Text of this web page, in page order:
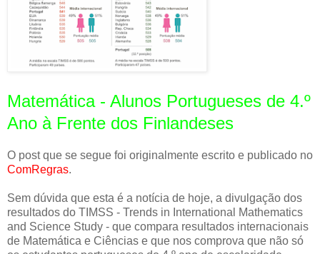
Matemática - Alunos Portugueses de 4.º
Ano à Frente dos Finlandeses
O post que se segue foi originalmente escrito e publicado no
ComRegras.
Sem dúvida que esta é a notícia de hoje, a divulgação dos
resultados do TIMSS - Trends in International Mathematics
and Science Study - que compara resultados internacionais
de Matemática e Ciências e que nos comprova que não só